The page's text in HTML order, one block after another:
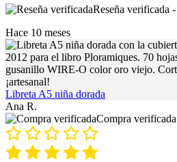
Reseña verificada -
Hace 10 meses
Libreta A5 niña dorada
Ana R.
Compra verificada